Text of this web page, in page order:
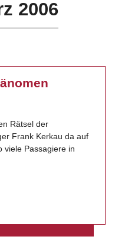
2006
Rätsel der
Frank Kerkau da auf
viele Passagiere in